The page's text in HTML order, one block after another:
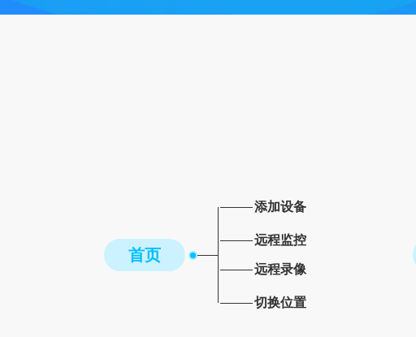
首页
添加设备
远程监控
远程录像
切换位置